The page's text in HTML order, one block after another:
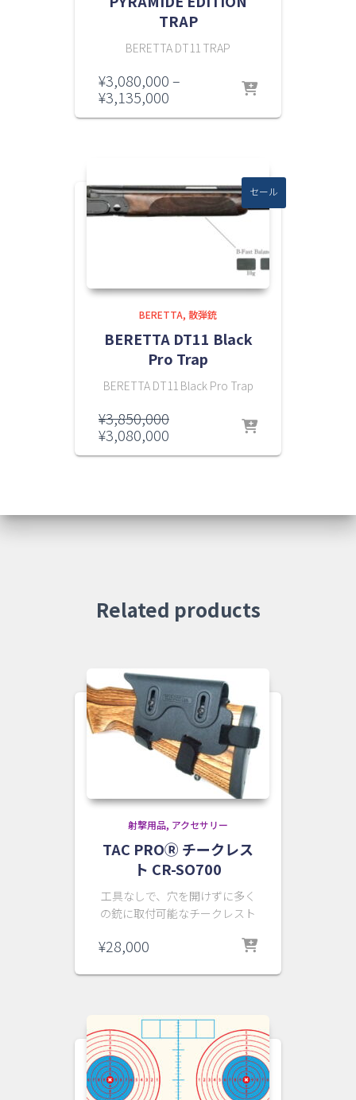
TRAP
BERETTA DT11 TRAP
¥3,080,000–
¥3,135,000
格
セール
BERETTA 散弾銃
BERETTA DT11 Black
Pro Trap
BERETTA DT11 Black Pro Trap
¥3,850,000元
価
で
¥3,080,000
在
は
Related products
射撃用品 アクセサリー
TAC PROⓇ チークレス
ト CR-SO700
工具なしで、穴を開けずに多く
の銃に取付可能なチークレスト
¥28,000